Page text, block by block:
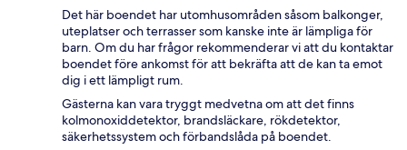
Det här boendet har utomhusområden såsom balkonger,
uteplatser och terrasser som kanske inte är lämpliga för
barn. Om du har frågor rekommenderar vi att du kontaktar
boendet före ankomst för att bekräfta att de kan ta emot
dig i ett lämpligt rum.
Gästerna kan vara tryggt medvetna om att det finns
kolmonoxiddetektor, brandsläckare, rökdetektor,
säkerhetssystem och förbandslåda på boendet.